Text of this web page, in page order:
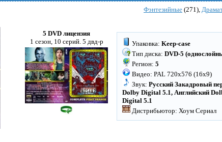
Фэнтезийные (271),
5 DVD лицензия
1 сезон, 10 серий. 5 двд-р
Упаковка: Keep-case
Тип диска: DVD-5
Регион: 5
Видео: PAL 720x576 (16x9)
Звук: Русский Закадровый
Dolby Digital 5.1, Английский
Digital 5.1
Дистрибьютор: Хоум Сериал